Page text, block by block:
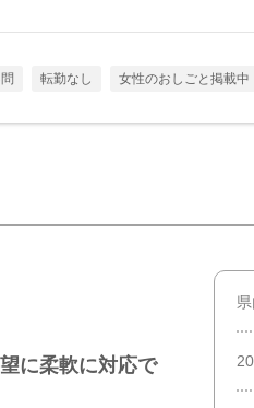
転勤なし 女性のおしごと掲載中
に柔軟に対応で